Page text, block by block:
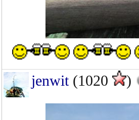
jenwit(1020 )